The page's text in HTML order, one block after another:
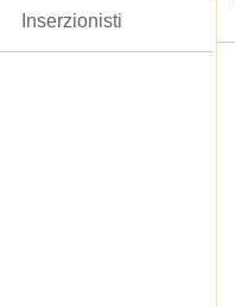
Inserzionisti